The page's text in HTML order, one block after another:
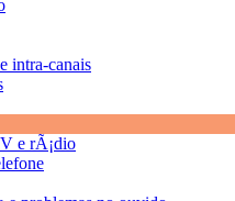
intra-canais
e rÃ¡dio